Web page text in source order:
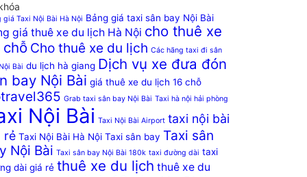
giá Taxi Nội Bài Hà Nội Bảng giá taxi sân bay Nội Bài
giá thuê xe du lịch Hà Nội cho thuê xe
chỗ Cho thuê xe du lịch Các hãng taxi đi sân
Bài du lịch hà giang Dịch vụ xe đưa đón
bay Nội Bài giá thuê xe du lịch 16 chỗ
Grab taxi sân bay Nội Bài Taxi hà nội hải phòng
Nội Bài Taxi Nội Bài Airport taxi nội bài
rẻ Taxi Nội Bài Hà Nội Taxi sân bay Taxi sân
Nội Bài Taxi sân bay Nội Bài 180k taxi đường dài taxi
dài giá rẻ thuê xe du lịch thuê xe du